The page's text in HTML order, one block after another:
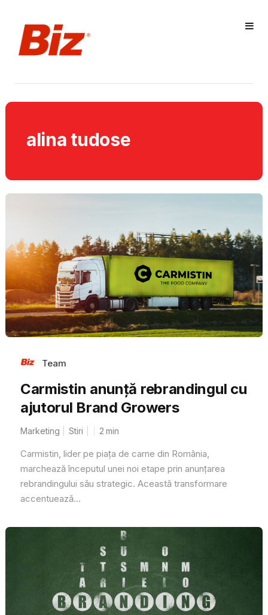
alina tudose
Team
Carmistin anunță rebrandingul cu
ajutorul Brand Growers
Marketing Stiri 2 min
Carmistin, lider pe piața de carne din România,
marchează începutul unei noi etape prin anunțarea
rebrandingului său strategic. Această transformare
accentuează...